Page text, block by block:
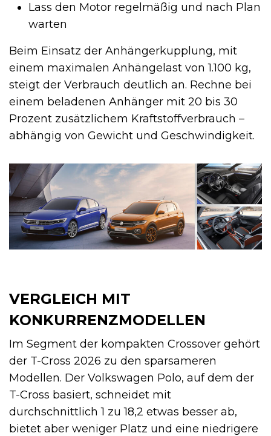
Lass den Motor regelmäßig und nach Plan
warten
Beim Einsatz der Anhängerkupplung, mit
einem maximalen Anhängelast von 1.100 kg,
steigt der Verbrauch deutlich an. Rechne bei
einem beladenen Anhänger mit 20 bis 30
Prozent zusätzlichem Kraftstoffverbrauch –
abhängig von Gewicht und Geschwindigkeit.
VERGLEICH MIT
KONKURRENZMODELLEN
Im Segment der kompakten Crossover gehört
der T-Cross 2026 zu den sparsameren
Modellen. Der Volkswagen Polo, auf dem der
T-Cross basiert, schneidet mit
durchschnittlich 1 zu 18,2 etwas besser ab,
bietet aber weniger Platz und eine niedrigere